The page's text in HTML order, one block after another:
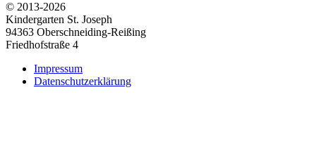
© 2013-2026
Kindergarten St. Joseph
94363 Oberschneiding-Reißing
Friedhofstraße 4
Impressum
Datenschutzerklärung